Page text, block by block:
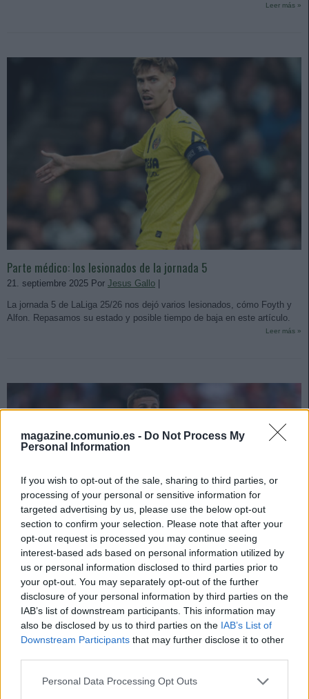
magazine.comunio.es - Do Not Process My
Personal Information
If you wish to opt-out of the sale, sharing to third parties, or
processing of your personal or sensitive information for
targeted advertising by us, please use the below opt-out
section to confirm your selection. Please note that after your
opt-out request is processed you may continue seeing
interest-based ads based on personal information utilized by
us or personal information disclosed to third parties prior to
your opt-out. You may separately opt-out of the further
disclosure of your personal information by third parties on the
IAB’s list of downstream participants. This information may
also be disclosed by us to third parties on the IAB’s List of
Downstream Participants that may further disclose it to other
Please note that this website/app uses one or more Google
Personal Data Processing Opt Outs
Leer más »
Parte médico: los lesionados de la jornada 5
21. septiembre 2025 Por Jesus Gallo |
La jornada 5 de LaLiga 25/26 nos dejó varios lesionados, cómo Foyth y
Alfon. Repasamos su estado y posible tiempo de baja en este artículo.
Leer más »
Top 5 Comunio: los mejores defensas tras cuatro jornadas
18. septiembre 2025 PorJesus Gallo|
Tener buenos defensas es clave para ganar en Comunio. Repasamos los
defensores que más puntos han conseguido en estas primeras cuatro